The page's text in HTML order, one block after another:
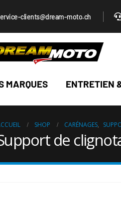
clients@dream-moto.ch
MARQUES ENTRETIEN
SHOP CARÉNAGES,
de